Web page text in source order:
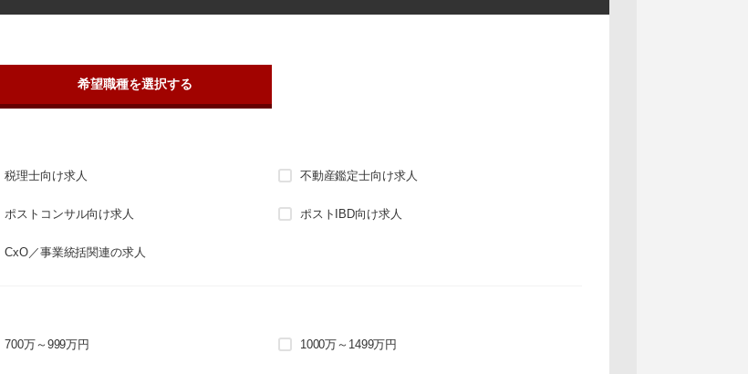
希望職種を選択する
税理士向け求人 不動産鑑定士向け求人
ポストコンサル向け求人 ポストIBD向け求人
CxO／事業統括関連の求人
700万～999万円 1000万～1499万円